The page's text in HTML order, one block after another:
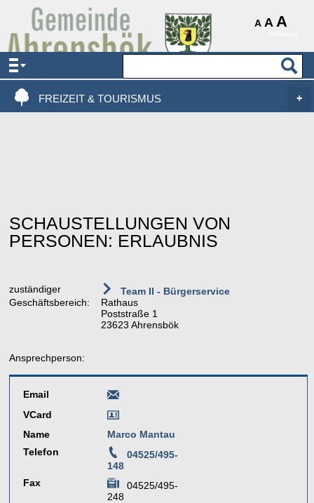
A A A
AKTUELLES & SERVICE
VERWALTUNG & POLITIK
FREIZEIT & TOURISMUS
SCHAUSTELLUNGEN VON
PERSONEN: ERLAUBNIS
zuständiger
Geschäftsbereich:
Team II - Bürgerservice
Rathaus
Poststraße 1
23623 Ahrensbök
Ansprechperson:
Email
VCard
Name
Marco Mantau
Telefon
04525/495-
148
Fax
04525/495-
248